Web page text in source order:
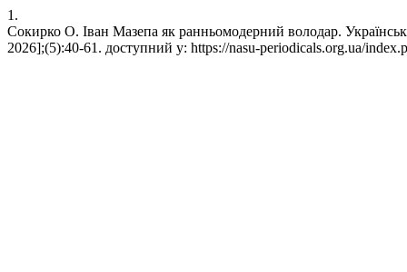
1.
Сокирко О. Іван Мазепа як ранньомодерний володар.
2026];(5):40-61. доступний у: https://nasu-periodicals.org.ua/